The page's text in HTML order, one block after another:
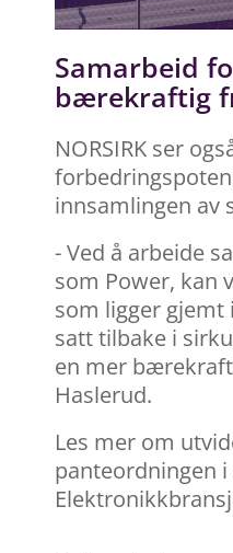
Samarbeid
bærekraftig
NORSIRK ser
innsamlingen av
- Ved å arbeide
som Power, kan
som ligger
satt tilbake i
en mer
Haslerud.
Les mer om
panteordningen